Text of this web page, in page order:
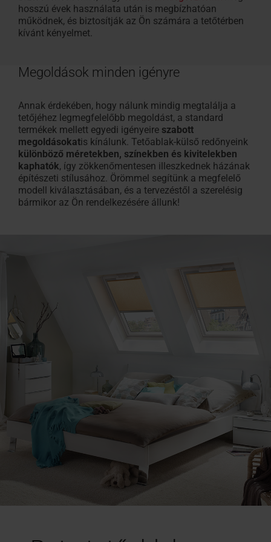
hosszú évek használata után is megbízhatóan
működnek, és biztosítják az Ön számára a tetőtérben
kívánt kényelmet.
Megoldások minden igényre
Annak érdekében, hogy nálunk mindig megtalálja a
tetőjéhez legmegfelelőbb megoldást, a standard
termékek mellett egyedi igényeire szabott
megoldásokatis kínálunk. Tetőablak-külső redőnyeink
különböző méretekben, színekben és kivitelekben
kaphatók, így zökkenőmentesen illeszkednek házának
építészeti stílusához. Örömmel segítünk a megfelelő
modell kiválasztásában, és a tervezéstől a szerelésig
bármikor az Ön rendelkezésére állunk!